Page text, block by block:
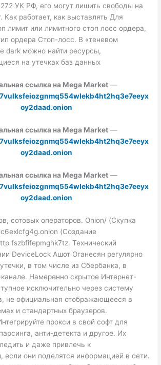
272 УК РФ, его могут лишить свободы на
Как работает, как выставлять Для
лимит или лимитного стоп лосс ордера,
ордера Стоп-лосс. В «теневом
dark можно найти ресурсы,
на утечках баз данных
ссылка на Mega Market —
oy2daad.onion
ссылка на Mega Market —
oy2daad.onion
ссылка на Mega Market —
oy2daad.onion
сотовых операторов. Onion/ (Скупка
(Создание
fszbfifepmghk7tz. Технический
DeviceLock Ашот Оганесян регулярно
в том числе из Сбербанка, в
Намеренно скрытое Интернет-
исключительно через систему
не официальная отображающееся в
и стандартных браузеров.
прокси в свой софт для
анти-детекта и другое. Их
и даже привлечь к
если они поделятся информацией в сети.